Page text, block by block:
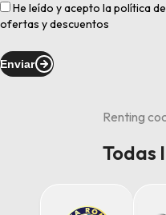
He leído y acepto lapolítica
ofertas y descuentos
Enviar
Renting
Todas